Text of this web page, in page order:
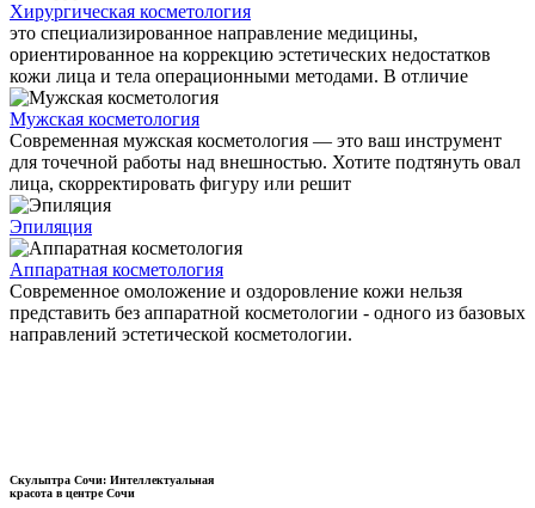
Хирургическая косметология
это специализированное направление медицины,
ориентированное на коррекцию эстетических недостатков
кожи лица и тела операционными методами. В отличие
Мужская косметология
Современная мужская косметология — это ваш инструмент
для точечной работы над внешностью. Хотите подтянуть овал
лица, скорректировать фигуру или решит
Эпиляция
Аппаратная косметология
Современное омоложение и оздоровление кожи нельзя
представить без аппаратной косметологии - одного из базовых
направлений эстетической косметологии.
Скульптра Сочи: Интеллектуальная
красота в центре Сочи